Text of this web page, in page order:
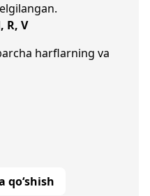
R, V
harflarning va
qo‘shish